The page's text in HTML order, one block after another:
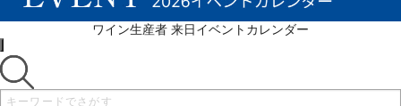
ワイン生産者 来日イベントカレンダー